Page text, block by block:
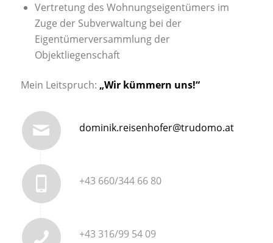
Vertretung des Wohnungseigentümers im
Zuge der Subverwaltung bei der
Eigentümerversammlung der
Objektliegenschaft
Mein Leitspruch: „Wir kümmern uns!“
dominik.reisenhofer@trudomo.at
+43 660/344 66 80
+43 316/99 54 09